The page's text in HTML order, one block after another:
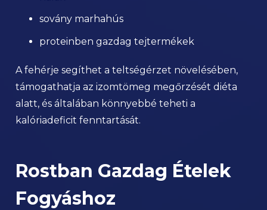
sovány marhahús
proteinben gazdag tejtermékek
A fehérje segíthet a teltségérzet növelésében,
támogathatja az izomtömeg megőrzését diéta
alatt, és általában könnyebbé teheti a
kalóriadeficit fenntartását.
Rostban Gazdag Ételek
Fogyáshoz